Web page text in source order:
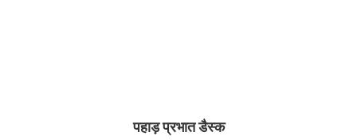
पहाड़ प्रभात डैस्क